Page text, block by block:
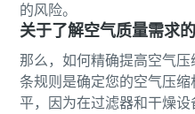
了解详情
的风险。
关于了解空气质量需求
那么，如何精确提高空气
条规则是确定您的空气压
平，因为在过滤器和干燥